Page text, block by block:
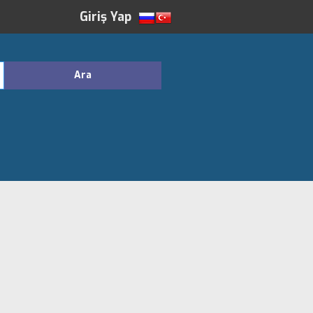
Giriş Yap